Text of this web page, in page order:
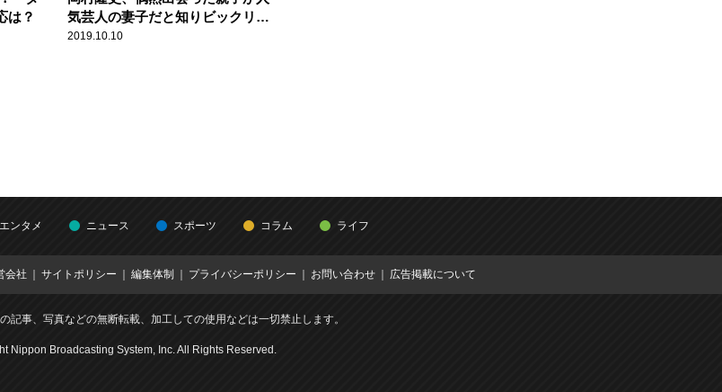
は？
気芸人の妻子だと知りビックリ！
「愛想よくしといて良かった」
2019.10.10
エンタメ ニュース スポーツ コラム ライフ
会社 サイトポリシー 編集体制 プライバシーポリシー お問い合わせ 広告掲載について
記事、写真などの無断転載、加工しての使用などは一切禁止します。
Nippon Broadcasting System, Inc. All Rights Reserved.